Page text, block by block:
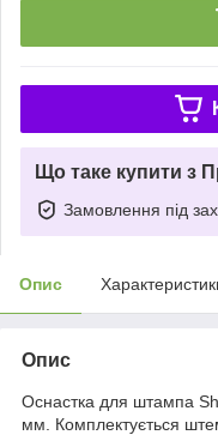
Що таке купити з
Замовлення під
Опис
Опис
Оснастка для штампа
мм. Комплектується